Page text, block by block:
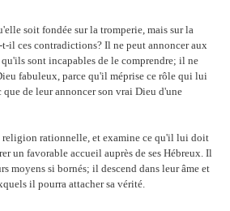
soit fondée sur la tromperie, mais sur la
il ces contradictions? Il ne peut annoncer aux
sont incapables de le comprendre; il ne
fabuleux, parce qu'il méprise ce rôle qui lui
de leur annoncer son vrai Dieu d'une
rationnelle, et examine ce qu'il lui doit
un favorable accueil auprès de ses Hébreux. Il
moyens si bornés; il descend dans leur âme et
il pourra attacher sa vérité.